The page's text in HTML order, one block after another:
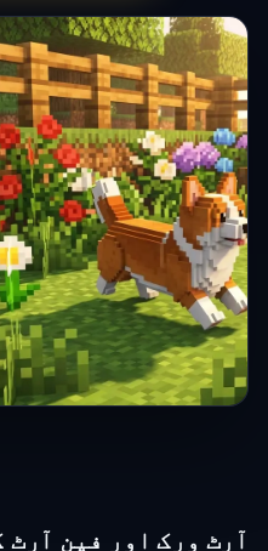
آرٹ ورک اور فین